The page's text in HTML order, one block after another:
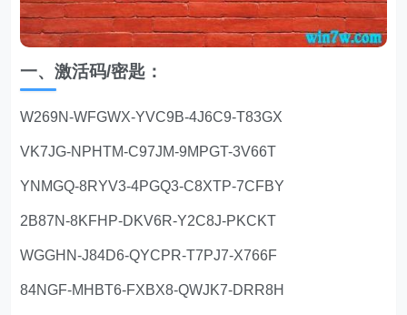
一、激活码/密匙：
W269N-WFGWX-YVC9B-4J6C9-T83GX
VK7JG-NPHTM-C97JM-9MPGT-3V66T
YNMGQ-8RYV3-4PGQ3-C8XTP-7CFBY
2B87N-8KFHP-DKV6R-Y2C8J-PKCKT
WGGHN-J84D6-QYCPR-T7PJ7-X766F
84NGF-MHBT6-FXBX8-QWJK7-DRR8H